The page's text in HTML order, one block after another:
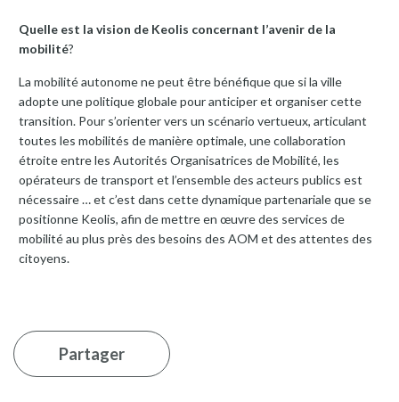
Quelle est la vision de Keolis concernant l’avenir de la
mobilité?
La mobilité autonome ne peut être bénéfique que si la ville
adopte une politique globale pour anticiper et organiser cette
transition. Pour s’orienter vers un scénario vertueux, articulant
toutes les mobilités de manière optimale, une collaboration
étroite entre les Autorités Organisatrices de Mobilité, les
opérateurs de transport et l’ensemble des acteurs publics est
nécessaire … et c’est dans cette dynamique partenariale que se
positionne Keolis, afin de mettre en œuvre des services de
mobilité au plus près des besoins des AOM et des attentes des
citoyens.
Partager